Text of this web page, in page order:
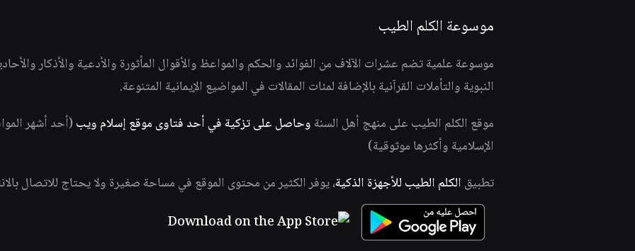
موسوعة الكلم الطيب
موسوعة علمية تضم عشرات الآلاف من الفوائد والحكم والمواعظ والأقوال المأثورة والأدعية والأذكار
النبوية والتأملات القرآنية بالإضافة لمئات المقالات في المواضيع الإيمانية المتنوعة.
موقع الكلم الطيب على منهج أهل السنة وحاصل على تزكية في أحد فتاوى موقع إسلام ويب (أحد أشهر
الإسلامية وأكثرها موثوقية)
تطبيق الكلم الطيب للأجهزة الذكية، يوفر الكثير من محتوى الموقع في مساحة صغيرة ولا يحتاج للاتصال